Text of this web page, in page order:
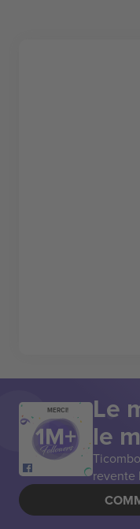
MERCI! Le
le
revente